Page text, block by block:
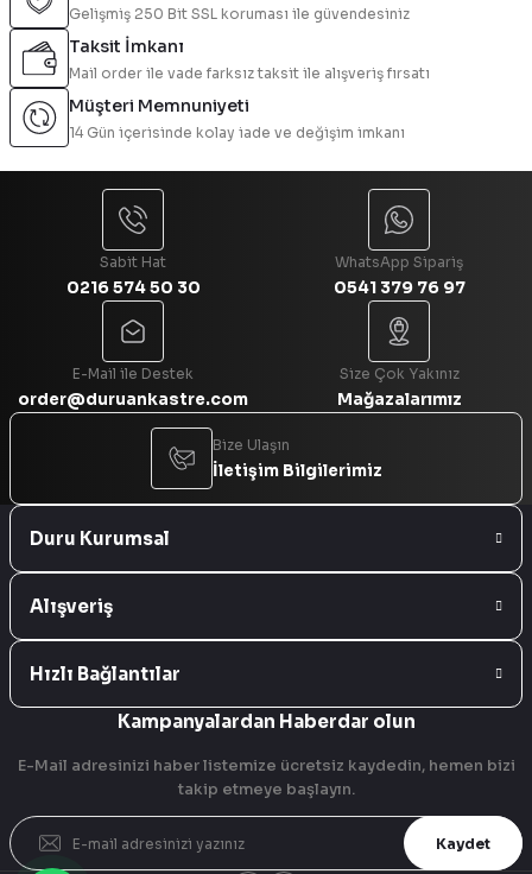
Ürün resmi kalitesiz, bozuk veya görüntülenemiyor.
Ürün açıklamasında eksik bilgiler bulunuyor.
Ürün bilgilerinde hatalar bulunuyor.
Ürün fiyatı diğer sitelerden daha pahalı.
Gelişmiş 250 Bit SSL koruması ile güvendesiniz
Taksit İmkanı
Mail order ile vade farksız taksit ile alışveriş fırsatı
Müşteri Memnuniyeti
14 Gün içerisinde kolay iade ve değişim imkanı
Sabit Hat
0216 574 50 30
WhatsApp Sipariş
0541 379 76 97
E-Mail ile Destek
order@duruankastre.com
Size Çok Yakınız
Mağazalarımız
Bize Ulaşın
İletişim Bilgilerimiz
Duru Kurumsal
Alışveriş
Hızlı Bağlantılar
Kampanyalardan Haberdar olun
E-Mail adresinizi haber listemize ücretsiz kaydedin, hemen bizi
takip etmeye başlayın.
Kaydet